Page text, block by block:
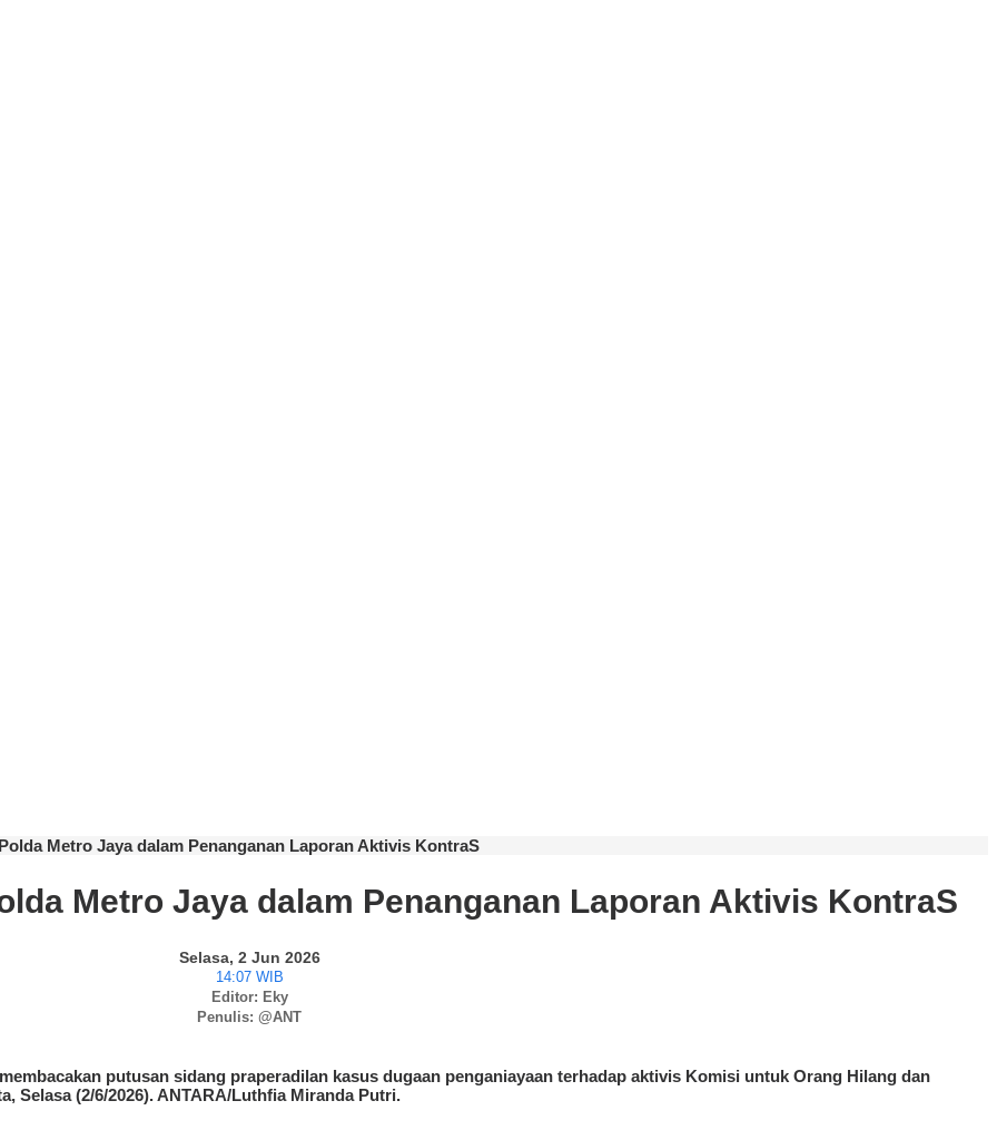
Metro Jaya dalam Penanganan Laporan Aktivis KontraS
Metro Jaya dalam Penanganan Laporan Aktivis KontraS
Selasa, 2 Jun 2026
14:07 WIB
Editor: Eky
Penulis: @ANT
putusan sidang praperadilan kasus dugaan penganiayaan terhadap aktivis Komisi untuk Orang Hilang dan
Selasa (2/6/2026). ANTARA/Luthfia Miranda Putri.